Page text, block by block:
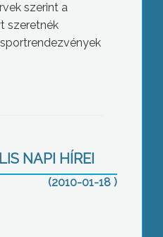
szerint a
szeretnék
NAPI HÍREI
(2010-01-18 )
az Általános
úti épületét